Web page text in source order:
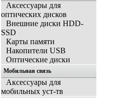
Аксессуары для
оптических дисков
Внешние диски HDD-
SSD
Карты памяти
Накопители USB
Оптические диски
Мобильная связь
Аксессуары для
мобильных уст-тв